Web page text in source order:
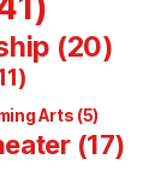
(20)
Arts (5)
(17)